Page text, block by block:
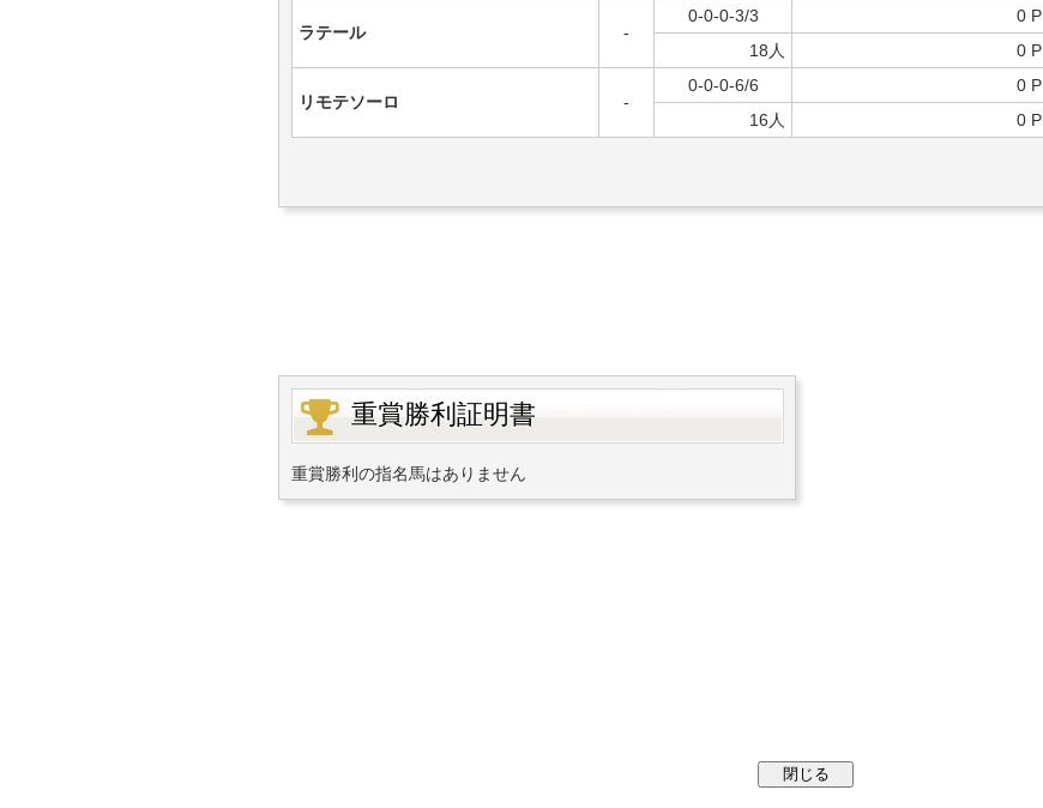
ラテール -
0-0-0-3/3 0 P
18人
0 P
リモテソーロ -
0-0-0-6/6 0 P
16人
0 P
重賞勝利証明書
重賞勝利の指名馬はありません